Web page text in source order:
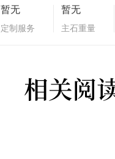
暂无
定制服务
暂无
主石重量